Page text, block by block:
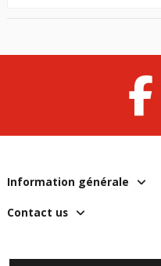
Information générale
Contact us